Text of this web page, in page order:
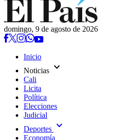
domingo, 9 de agosto de 2026
Inicio
Noticias expand_more
Cali
Licita
Política
Elecciones
Judicial
Deportes expand_more
Economía